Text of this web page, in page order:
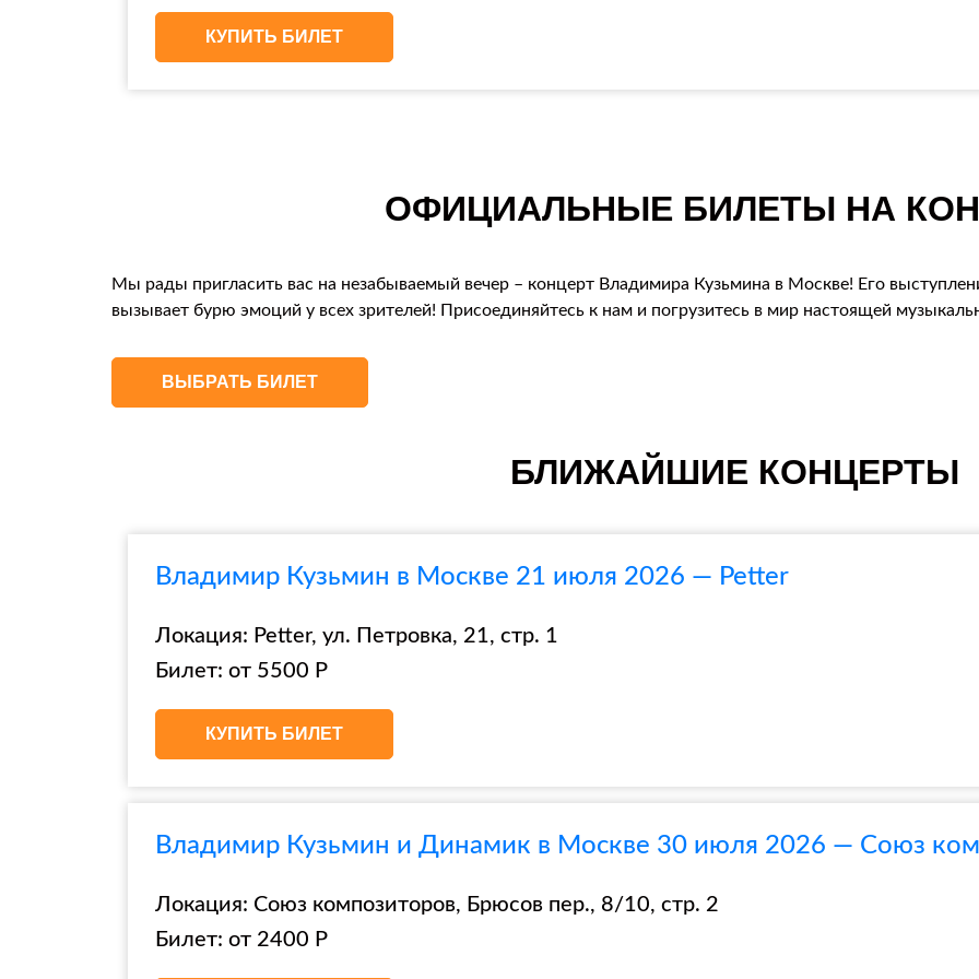
КУПИТЬ БИЛЕТ
ОФИЦИАЛЬНЫЕ БИЛЕТЫ НА
Мы рады пригласить вас на незабываемый вечер – концерт Владимира Кузьмина в Москве! Его
вызывает бурю эмоций у всех зрителей! Присоединяйтесь к нам и погрузитесь в мир настоящей
ВЫБРАТЬ БИЛЕТ
БЛИЖАЙШИЕ КОНЦЕРТЫ
Владимир Кузьмин в Москве 21 июля 2026 — Petter
Локация: Petter, ул. Петровка, 21, стр. 1
Билет: от 5500 Р
КУПИТЬ БИЛЕТ
Владимир Кузьмин и Динамик в Москве 30 июля 2026 — Союз
Локация: Союз композиторов, Брюсов пер., 8/10, стр. 2
Билет: от 2400 Р